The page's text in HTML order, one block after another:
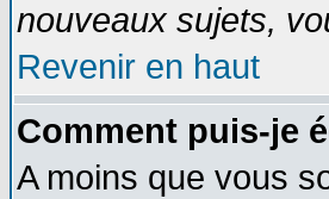
nouveaux sujets,
Revenir en haut
Comment puis-je
A moins que vous